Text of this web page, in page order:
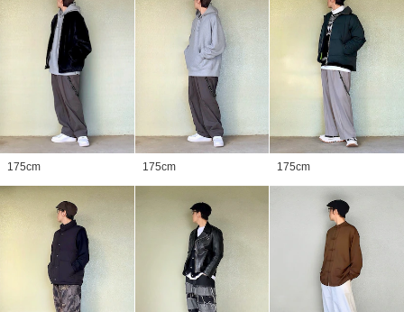
175cm 175cm 175cm